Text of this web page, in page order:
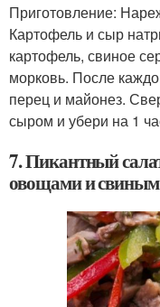
Приготовление:
Картофель и сыр
картофель, свиное
морковь. После
перец и майонез.
сыром и убери на 1
7. Пикантный
овощами и свиным